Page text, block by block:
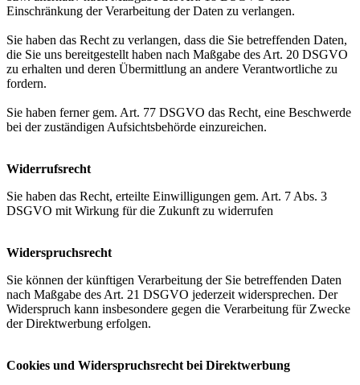
Einschränkung der Verarbeitung der Daten zu verlangen.
Sie haben das Recht zu verlangen, dass die Sie betreffenden Daten,
die Sie uns bereitgestellt haben nach Maßgabe des Art. 20 DSGVO
zu erhalten und deren Übermittlung an andere Verantwortliche zu
fordern.
Sie haben ferner gem. Art. 77 DSGVO das Recht, eine Beschwerde
bei der zuständigen Aufsichtsbehörde einzureichen.
Widerrufsrecht
Sie haben das Recht, erteilte Einwilligungen gem. Art. 7 Abs. 3
DSGVO mit Wirkung für die Zukunft zu widerrufen
Widerspruchsrecht
Sie können der künftigen Verarbeitung der Sie betreffenden Daten
nach Maßgabe des Art. 21 DSGVO jederzeit widersprechen. Der
Widerspruch kann insbesondere gegen die Verarbeitung für Zwecke
der Direktwerbung erfolgen.
Cookies und Widerspruchsrecht bei Direktwerbung